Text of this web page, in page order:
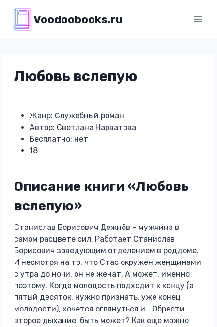
содержимому
Voodoobooks.ru
Любовь вслепую
Жанр: Служебный роман
Автор: Светлана Нарватова
Бесплатно: нет
18
Описание книги «Любовь
вслепую»
Станислав Борисович Дежнёв – мужчина в
самом расцвете сил. Работает Станислав
Борисович заведующим отделением в роддоме.
И несмотря на то, что Стас окружен женщинами
с утра до ночи, он не женат. А может, именно
поэтому. Когда молодость подходит к концу (а
пятый десяток, нужно признать, уже конец
молодости), хочется оглянуться и… Обрести
второе дыхание, быть может? Как еще можно